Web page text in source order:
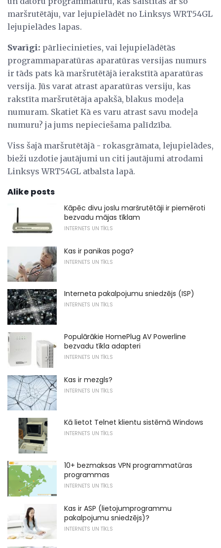
maršrutētāju, var lejupielādēt no Linksys WRT54GL
lejupielādes lapas.
Svarīgi: pārliecinieties, vai lejupielādētās
programmaparatūras aparatūras versijas numurs
ir tāds pats kā maršrutētājā ierakstītā aparatūras
versija. Jūs varat atrast aparatūras versiju, kas
rakstīta maršrutētāja apakšā, blakus modeļa
numuram. Skatiet Kā es varu atrast savu modeļa
numuru? ja jums nepieciešama palīdzība.
Viss šajā maršrutētājā - rokasgrāmata, lejupielādes,
bieži uzdotie jautājumi un citi jautājumi atrodami
Linksys WRT54GL atbalsta lapā.
Alike posts
Kāpēc divu joslu maršrutētāji ir piemēroti
bezvadu mājas tīklam
INTERNETS UN TĪKLS
Kas ir panikas poga?
INTERNETS UN TĪKLS
Interneta pakalpojumu sniedzējs (ISP)
INTERNETS UN TĪKLS
Populārākie HomePlug AV Powerline
bezvadu tīkla adapteri
INTERNETS UN TĪKLS
Kas ir mezgls?
INTERNETS UN TĪKLS
Kā lietot Telnet klientu sistēmā Windows
INTERNETS UN TĪKLS
10+ bezmaksas VPN programmatūras
programmas
INTERNETS UN TĪKLS
Kas ir ASP (lietojumprogrammu
pakalpojumu sniedzējs)?
INTERNETS UN TĪKLS